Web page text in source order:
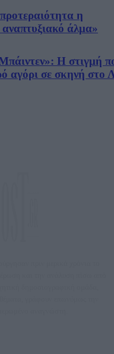
η
αναπτυξιακό άλμα»
Η στιγμή
αγόρι σε σκηνή στο